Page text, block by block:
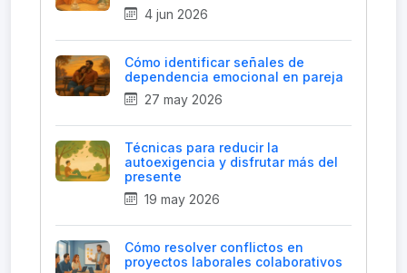
4 jun 2026
Cómo identificar señales de
dependencia emocional en pareja
27 may 2026
Técnicas para reducir la
autoexigencia y disfrutar más del
presente
19 may 2026
Cómo resolver conflictos en
proyectos laborales colaborativos